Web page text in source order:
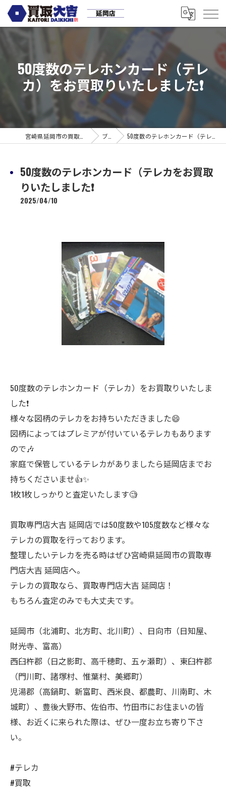
50度数のテレホンカード（テレ
カ）をお買取りいたしました❗
ブログ 50度数のテレホンカード（テレカをお買取りいたしました❗
50度数のテレホンカード（テレカをお買取
りいたしました❗
2025/04/10
50度数のテレホンカード（テレカ）をお買取りいたしま
した❗
様々な図柄のテレカをお持ちいただきました😄
図柄によってはプレミアが付いているテレカもあります
ので🎶
家庭で保管しているテレカがありましたら延岡店までお
持ちくださいませ👍✨
1枚1枚しっかりと査定いたします🧐
買取専門店大吉 延岡店では50度数や105度数など様々な
テレカの買取を行っております。
整理したいテレカを売る時はぜひ宮崎県延岡市の買取専
門店大吉 延岡店へ。
テレカの買取なら、買取専門店大吉 延岡店！
もちろん査定のみでも大丈夫です。
延岡市（北浦町、北方町、北川町）、日向市（日知屋、
財光寺、富高）
西臼杵郡（日之影町、高千穂町、五ヶ瀬町）、東臼杵郡
（門川町、諸塚村、惟葉村、美郷町）
児湯郡（高鍋町、新富町、西米良、都農町、川南町、木
城町）、豊後大野市、佐伯市、竹田市にお住まいの皆
様、お近くに来られた際は、ぜひ一度お立ち寄り下さ
い。
#テレカ
#買取